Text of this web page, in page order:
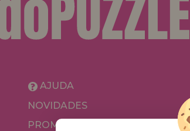
AJUDA
NOVIDADES
PROMOÇÕES E OFERTAS